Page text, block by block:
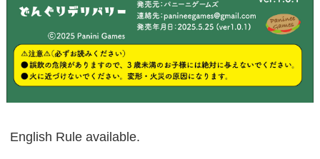
English Rule available.